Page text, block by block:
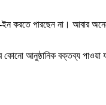
করতে পারছেন না। আবার
আনুষ্ঠানিক বক্তব্য পাওয়া